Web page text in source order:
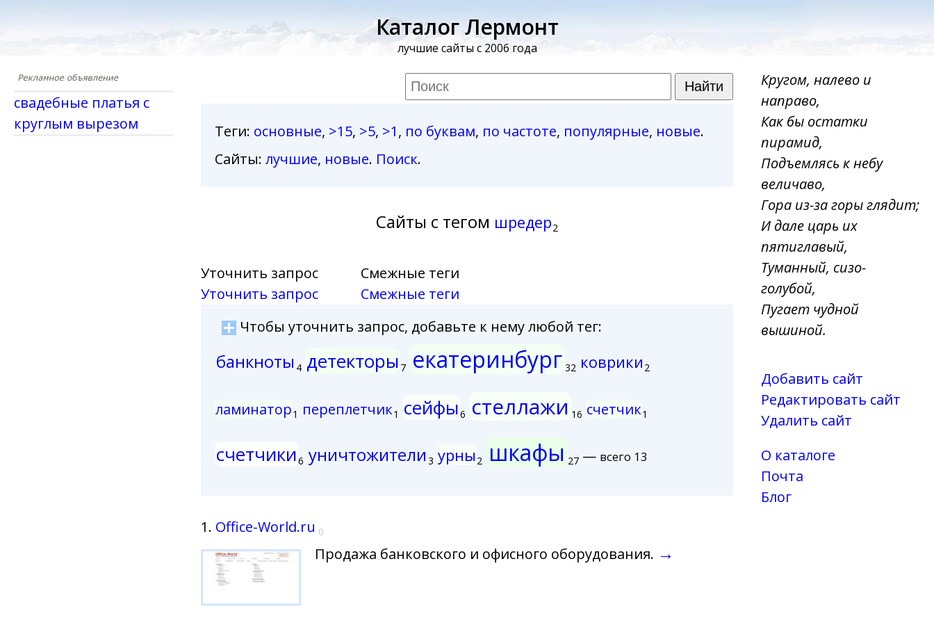
Каталог Лермонт
лучшие сайты с 2006 года
свадебные платья с
круглым вырезом
Теги: основные, >15, >5, >1, по буквам, по частоте, популярные, новые.
Сайты: лучшие, новые. Поиск.
Сайты с тегом шредер2
Уточнить запрос
Уточнить запрос
Смежные теги
Смежные теги
Чтобы уточнить запрос, добавьте к нему любой тег:
банкноты 4 детекторы 7 екатеринбург 32 коврики 2
ламинатор1 переплетчик1 сейфы6 стеллажи 16 счетчик1
счетчики6 уничтожители 3 урны 2 шкафы 27— всего 13
1. Office-World.ru 0
Продажа банковского и офисного оборудования. →
Кругом, налево и
направо,
Как бы остатки
пирамид,
Подъемлясь к небу
величаво,
Гора из-за горы глядит;
И дале царь их
пятиглавый,
Туманный, сизо-
голубой,
Пугает чудной
вышиной.
Добавить сайт
Редактировать сайт
Удалить сайт
О каталоге
Почта
Блог